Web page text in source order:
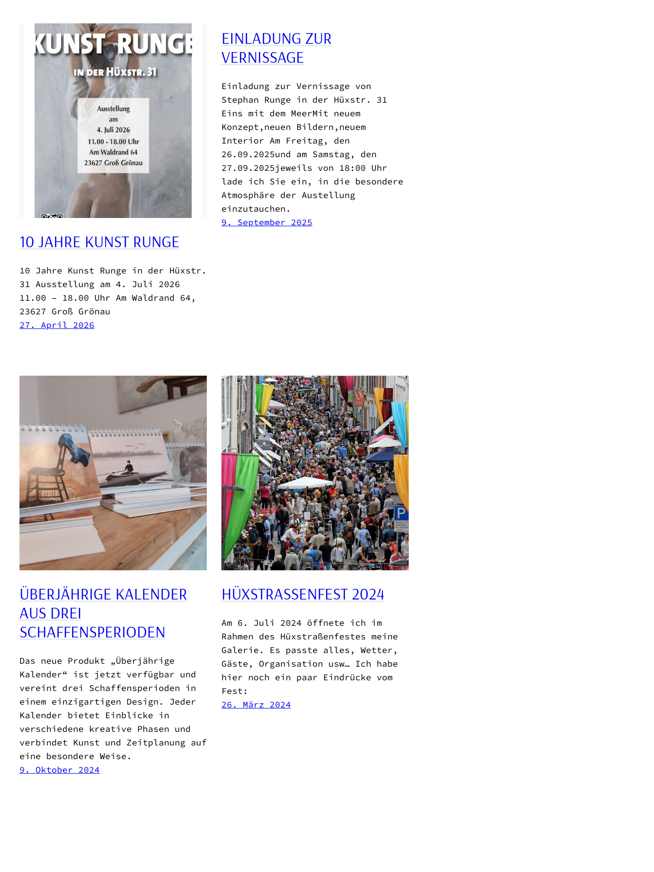
10 JAHRE KUNST RUNGE
10 Jahre Kunst Runge in der Hüxstr.
31 Ausstellung am 4. Juli 2026
11.00 – 18.00 Uhr Am Waldrand 64,
23627 Groß Grönau
27. April 2026
EINLADUNG ZUR
VERNISSAGE
Einladung zur Vernissage von
Stephan Runge in der Hüxstr. 31
Eins mit dem MeerMit neuem
Konzept,neuen Bildern,neuem
Interior Am Freitag, den
26.09.2025und am Samstag, den
27.09.2025jeweils von 18:00 Uhr
lade ich Sie ein, in die besondere
Atmosphäre der Austellung
einzutauchen.
9. September 2025
ÜBERJÄHRIGE KALENDER
AUS DREI
SCHAFFENSPERIODEN
Das neue Produkt „Überjährige
Kalender“ ist jetzt verfügbar und
vereint drei Schaffensperioden in
einem einzigartigen Design. Jeder
Kalender bietet Einblicke in
verschiedene kreative Phasen und
verbindet Kunst und Zeitplanung auf
eine besondere Weise.
9. Oktober 2024
HÜXSTRASSENFEST 2024
Am 6. Juli 2024 öffnete ich im
Rahmen des Hüxstraßenfestes meine
Galerie. Es passte alles, Wetter,
Gäste, Organisation usw… Ich habe
hier noch ein paar Eindrücke vom
Fest:
26. März 2024